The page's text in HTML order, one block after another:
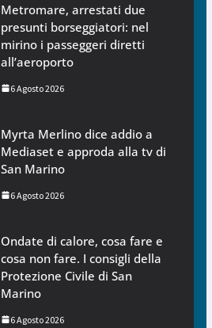
Metromare, arrestati due
presunti borseggiatori: nel
mirino i passeggeri diretti
all’aeroporto
6 Agosto 2026
Myrta Merlino dice addio a
Mediaset e approda alla tv di
San Marino
6 Agosto 2026
Ondate di calore, cosa fare e
cosa non fare. I consigli della
Protezione Civile di San
Marino
6 Agosto 2026